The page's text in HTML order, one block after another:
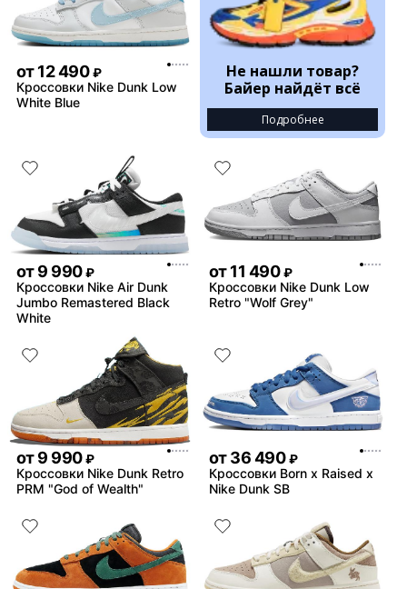
от12 490 ₽
Кроссовки Nike Dunk Low
White Blue
Не нашли товар?
Байер найдёт всё
Подробнее
от9 990 ₽
Кроссовки Nike Air Dunk
Jumbo Remastered Black
White
от11 490 ₽
Кроссовки Nike Dunk Low
Retro "Wolf Grey"
от9 990 ₽
Кроссовки Nike Dunk Retro
PRM "God of Wealth"
от36 490 ₽
Кроссовки Born x Raised x
Nike Dunk SB